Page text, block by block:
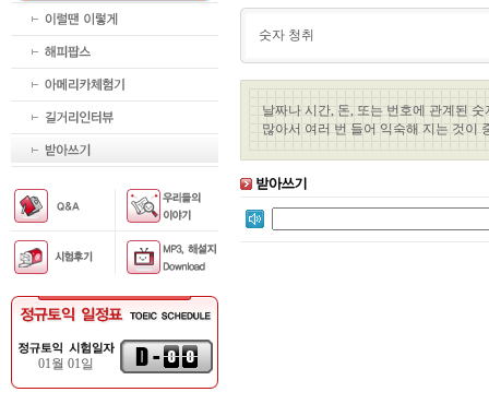
01월 01일
숫자 청취
날짜나 시간, 돈, 또는 번호에 관계된
많아서 여러 번 들어 익숙해 지는 것이